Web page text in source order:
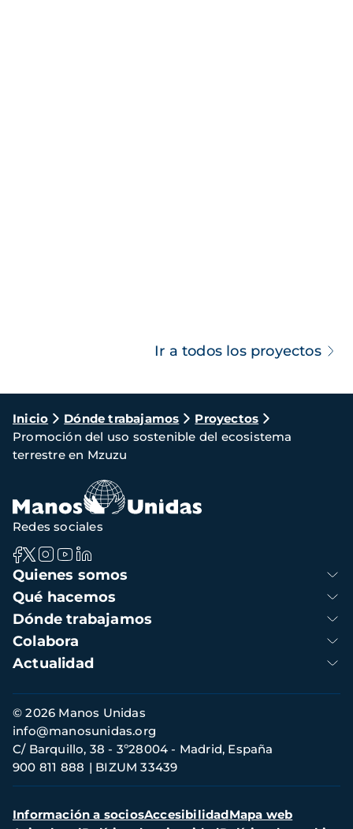
Ir a todos los proyectos
Ruta
de
navegación
Inicio Dónde trabajamos
Proyectos
Promoción del uso sostenible del ecosistema
terrestre en Mzuzu
Navegación
principal
Quienes somos
Qué hacemos
Dónde trabajamos
Colabora
Actualidad
Redes sociales
Información
de
contacto
© 2026 Manos Unidas
C/ Barquillo, 38 - 3º28004 - Madrid, España
900 811 888
BIZUM 33439
info@manosunidas.org
Menú
Información a sociosAccesibilidadMapa web